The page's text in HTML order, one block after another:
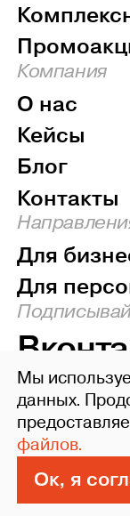
Компания
О нас
Кейсы
Блог
Контакты
Для
Для
Наверх
©2004-26
Политика
Сделано в
Мы
данных.
файлов.
Ок, я